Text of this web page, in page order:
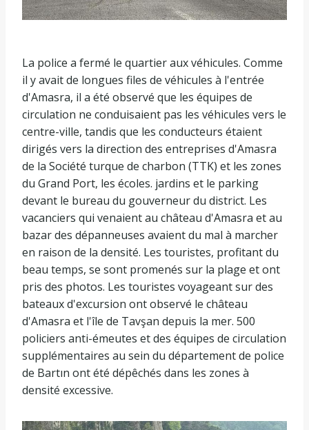
La police a fermé le quartier aux véhicules. Comme
il y avait de longues files de véhicules à l'entrée
d'Amasra, il a été observé que les équipes de
circulation ne conduisaient pas les véhicules vers le
centre-ville, tandis que les conducteurs étaient
dirigés vers la direction des entreprises d'Amasra
de la Société turque de charbon (TTK) et les zones
du Grand Port, les écoles. jardins et le parking
devant le bureau du gouverneur du district. Les
vacanciers qui venaient au château d'Amasra et au
bazar des dépanneuses avaient du mal à marcher
en raison de la densité. Les touristes, profitant du
beau temps, se sont promenés sur la plage et ont
pris des photos. Les touristes voyageant sur des
bateaux d'excursion ont observé le château
d'Amasra et l'île de Tavşan depuis la mer. 500
policiers anti-émeutes et des équipes de circulation
supplémentaires au sein du département de police
de Bartın ont été dépêchés dans les zones à
densité excessive.